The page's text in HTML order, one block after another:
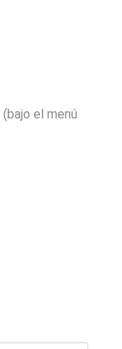
(bajo el menú